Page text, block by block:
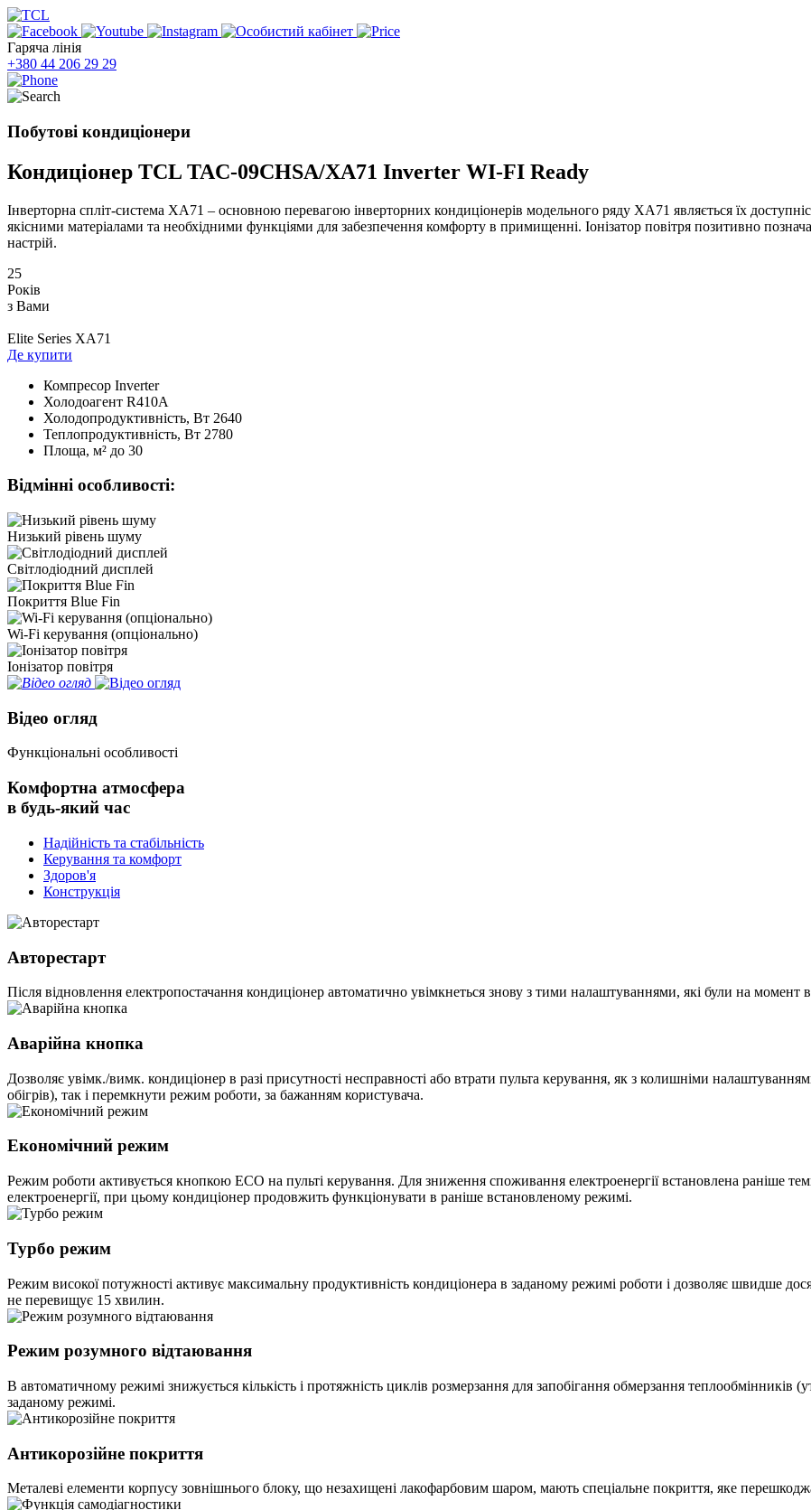
Гаряча лінія
+380 44 206 29 29
Побутові кондиціонери
Кондиціонер TCL TAC-09CHSA/XA71 Inverter WI-FI Ready
Інверторна спліт-система XA71 – основною перевагою інверторних кондиціонерів модельного ряду XA71 являється їх
якісними матеріалами та необхідними функціями для забезпечення комфорту в примищенні. Іонізатор повітря позитивно
настрій.
25
Років
з Вами
Elite Series XA71
Де купити
Компресор Inverter
Холодоагент R410А
Холодопродуктивність, Bт 2640
Теплопродуктивність, Bт 2780
Площа, м² до 30
Відмінні особливості:
Низький рівень шуму
Світлодіодний дисплей
Покриття Blue Fin
Wi-Fi керування (опціонально)
Іонізатор повітря
Відео огляд
Функціональні особливості
Комфортна атмосфера
в будь-який час
Надійність та стабільність
Керування та комфорт
Здоров'я
Конструкція
Авторестарт
Після відновлення електропостачання кондиціонер автоматично увімкнеться знову з тими налаштуваннями, які були на момент
Аварійна кнопка
Дозволяє увімк./вимк. кондиціонер в разі присутності несправності або втрати пульта керування, як з колишніми
обігрів), так і перемкнути режим роботи, за бажанням користувача.
Економічний режим
Режим роботи активується кнопкою ECO на пульті керування. Для зниження споживання електроенергії встановлена раніше
електроенергії, при цьому кондиціонер продовжить функціонувати в раніше встановленому режимі.
Турбо режим
Режим високої потужності активує максимальну продуктивність кондиціонера в заданому режимі роботи і дозволяє швидше
не перевищує 15 хвилин.
Режим розумного відтаювання
В автоматичному режимі знижується кількість і протяжність циклів розмерзання для запобігання обмерзання теплообмінників
заданому режимі.
Антикорозійне покриття
Металеві елементи корпусу зовнішнього блоку, що незахищені лакофарбовим шаром, мають спеціальне покриття, яке